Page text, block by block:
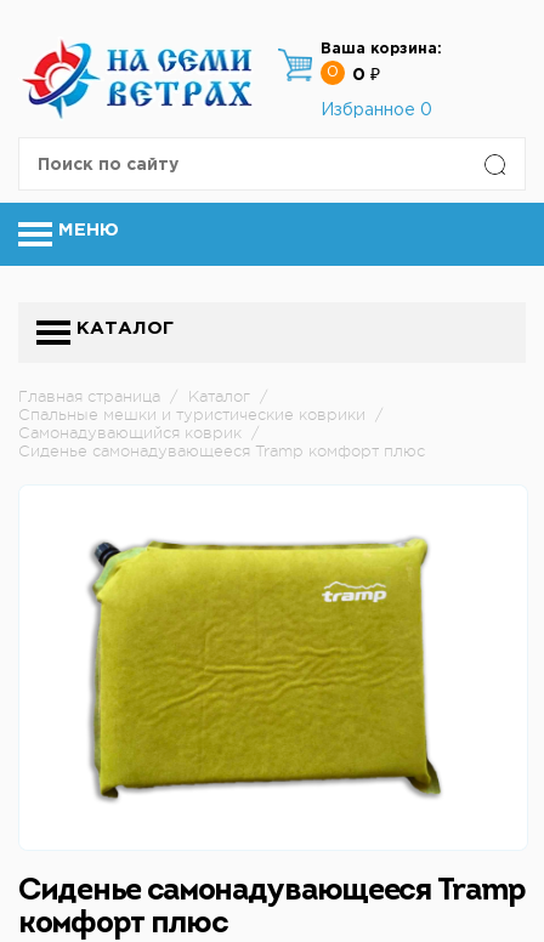
Ваша корзина:
0
0 ₽
Избранное 0
МЕНЮ
КАТАЛОГ
Главная страница / Каталог /
Спальные мешки и туристические коврики
/
Cамонадувающийся коврик /
Сиденье самонадувающееся Tramp комфорт плюс
Сиденье самонадувающееся Tramp
комфорт плюс